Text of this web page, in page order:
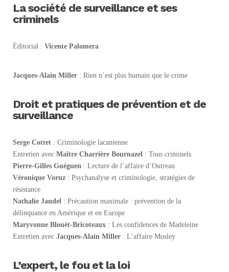
La société de surveillance et ses
criminels
Éditorial : Vicente Palomera
Jacques-Alain Miller : Rien n’est plus humain que le crime
Droit et pratiques de prévention et de
surveillance
Serge Cottet : Criminologie lacanienne
Entretien avec Maître Charrière Bournazel : Tous criminels
Pierre-Gilles Guéguen : Lecture de l’affaire d’Outreau
Véronique Voruz : Psychanalyse et criminologie, stratégies de
résistance
Nathalie Jaudel : Précaution maximale : prévention de la
délinquance en Amérique et en Europe
Maryvonne Blouët-Bricoteaux : Les confidences de Madeleine
Entretien avec Jacques-Alain Miller : L’affaire Mosley
L’expert, le fou et la loi